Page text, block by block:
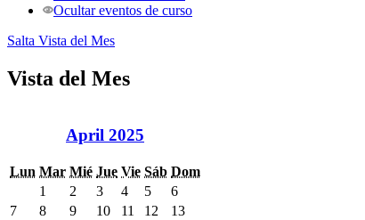
Ocultar eventos de curso
Salta Vista del Mes
Vista del Mes
April 2025
Lun Mar Mié Jue Vie Sáb Dom
1
2 3 4 5
6
7
8 9 10 11 12
13